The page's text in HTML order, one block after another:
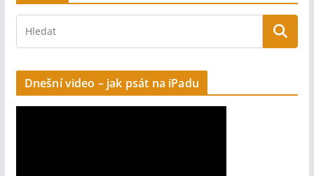
v
Dnešní video – jak psát na iPadu